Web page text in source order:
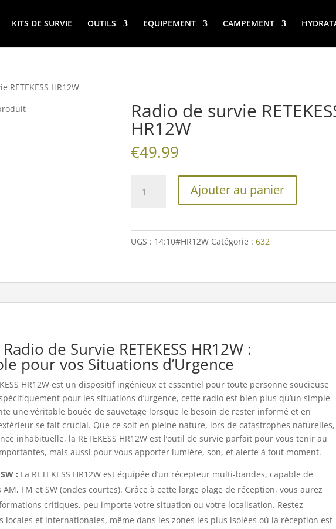
KITS DE SURVIE OUTILS EQUIPEMENT CAMPEMENT
RETEKESS HR12W
Radio de survie
HR12W
€49.99
Ajouter au panier
UGS : 14:10#HR12W Catégorie :632
de Survie RETEKESS HR12W :
pour vos Situations d’Urgence
HR12W est un dispositif ingénieux et essentiel pour toute personne soucieuse
pour les situations d’urgence, cette radio est bien plus qu’un simple
une véritable bouée de sauvetage lorsque le besoin de rester informé et en
se fait crucial. Que ce soit en pleine nature, lors de catastrophes naturelles,
inhabituelle, la RETEKESS HR12W est l’outil de survie parfait pour vous tenir au
mais aussi pour vous apporter lumière, son, et alerte à tout moment.
: La RETEKESS HR12W est équipée d’un récepteur multi-bandes, capable de
FM et SW (ondes courtes). Grâce à cette large plage de réception, vous aurez
critiques, peu importe votre situation ou votre localisation. Restez
locales et internationales, même dans les zones les plus isolées où la réception est